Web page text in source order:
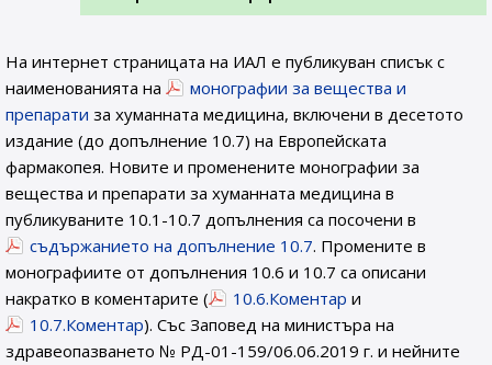
На интернет страницата на ИАЛ e публикуван списък с
наименованията на
монографии за вещества и
препарати за хуманната медицина, включени в десетото
издание (до допълнение 10.7) на Европейската
фармакопея. Новите и променените монографии за
вещества и препарати за хуманната медицина в
публикуваните 10.1-10.7 допълнения са посочени в
съдържанието на допълнение 10.7. Промените в
монографиите от допълнения 10.6 и 10.7 са описани
накратко в коментарите (
10.6.Коментар и
10.7.Коментар). Със Заповед на министъра на
здравеопазването № РД-01-159/06.06.2019 г. и нейните